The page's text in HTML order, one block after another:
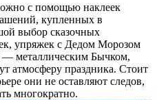
с помощью наклеек
купленных в
выбор сказочных
упряжек с Дедом Морозом
— металлическим Бычком,
атмосферу праздника. Стоит
они не оставляют следов,
многократно.